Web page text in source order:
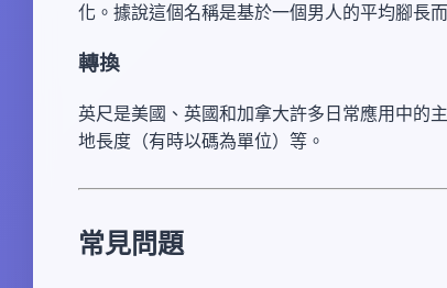
化。據說這個名稱是基於一個男人的平均腳長
轉換
英尺是美國、英國和加拿大許多日常應用中的
地長度（有時以碼為單位）等。
常見問題